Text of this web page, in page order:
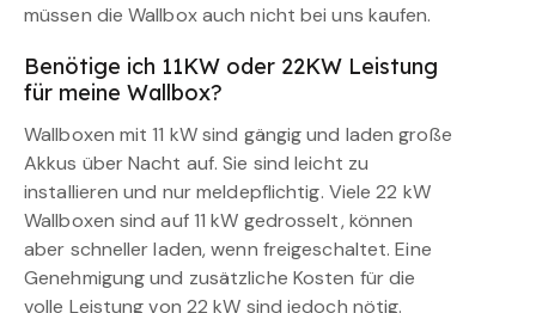
müssen die Wallbox auch nicht bei uns kaufen.
Benötige ich 11KW oder 22KW Leistung
für meine Wallbox?
Wallboxen mit 11 kW sind gängig und laden große
Akkus über Nacht auf. Sie sind leicht zu
installieren und nur meldepflichtig. Viele 22 kW
Wallboxen sind auf 11 kW gedrosselt, können
aber schneller laden, wenn freigeschaltet. Eine
Genehmigung und zusätzliche Kosten für die
volle Leistung von 22 kW sind jedoch nötig.